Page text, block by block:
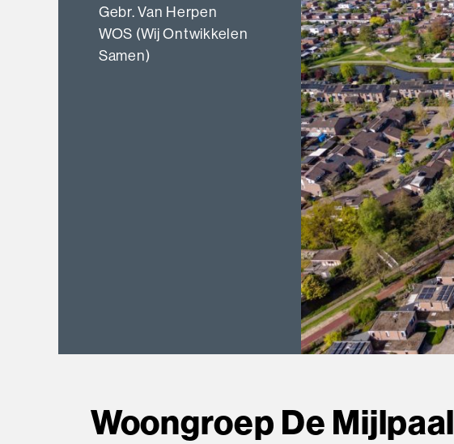
Gebr. Van Herpen
WOS (Wij Ontwikkelen
Samen)
Woongroep De Mijlpaal